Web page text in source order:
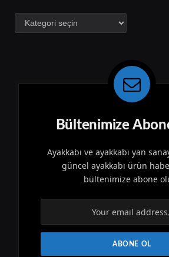
Kategoriler
Bültenimize
Ayakkabı ve ayakkabı yan
güncel ayakkabı ürün
bültenimize abone